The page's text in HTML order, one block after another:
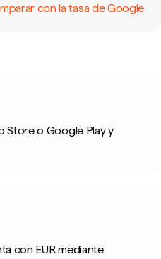
con la tasa de Google
Store o Google Play y
con EUR mediante